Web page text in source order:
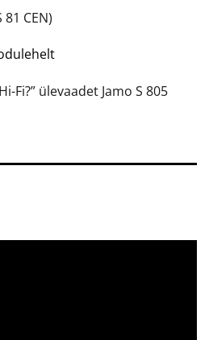
CEN)
Fi?” ülevaadet Jamo S 805